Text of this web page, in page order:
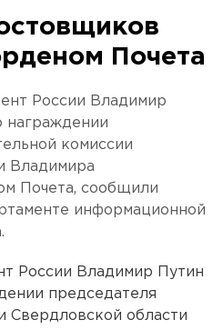
Почета
России Владимир
награждении
комиссии
Владимира
Почета, сообщили
информационной
России Владимир Путин
председателя
Свердловской области